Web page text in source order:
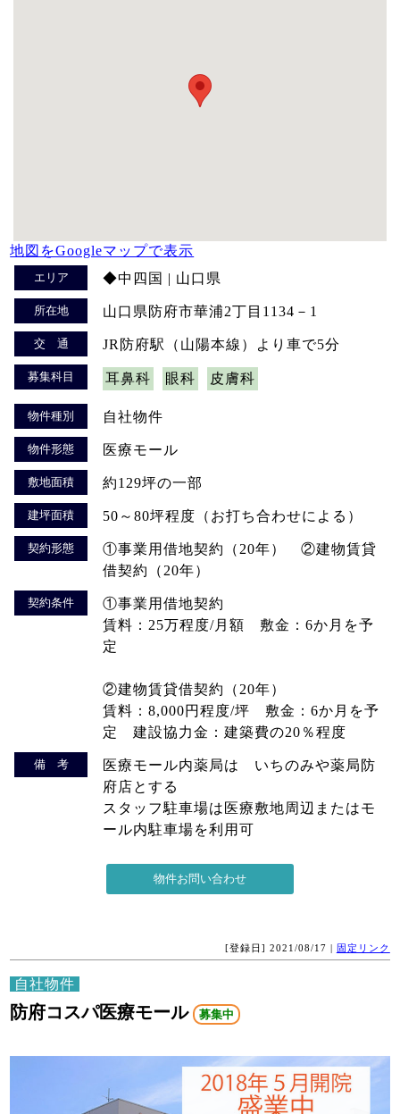
地図をGoogleマップで表示
エリア ◆中四国 | 山口県
所在地 山口県防府市華浦2丁目1134－1
交 通 JR防府駅（山陽本線）より車で5分
募集科目 耳鼻科 眼科 皮膚科
物件種別 自社物件
物件形態 医療モール
敷地面積 約129坪の一部
建坪面積 50～80坪程度（お打ち合わせによる）
契約形態
①事業用借地契約（20年） ②建物賃貸
借契約（20年）
契約条件
①事業用借地契約
賃料：25万程度/月額 敷金：6か月を予
定
②建物賃貸借契約（20年）
賃料：8,000円程度/坪 敷金：6か月を予
定 建設協力金：建築費の20％程度
備 考
医療モール内薬局は いちのみや薬局防
府店とする
スタッフ駐車場は医療敷地周辺またはモ
ール内駐車場を利用可
[登録日] 2021/08/17 | 固定リンク
自社物件
防府コスパ医療モール 募集中